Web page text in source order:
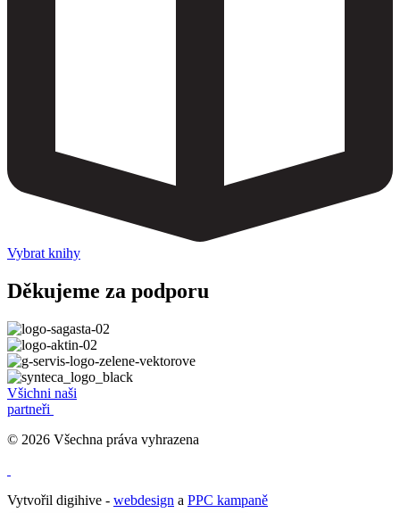
Vybrat knihy
Děkujeme za podporu
Všichni naši
partneři
© 2026 Všechna práva vyhrazena
Vytvořil digihive - webdesign a PPC kampaně